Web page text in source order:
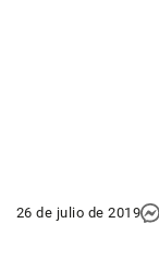
26 de julio de 2019